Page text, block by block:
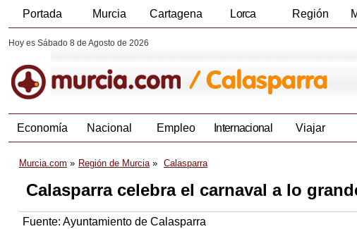
Portada Murcia Cartagena Lorca Región
Hoy es Sábado 8 de Agosto de 2026
Economía Nacional Empleo Internacional Viajar
Murcia.com Región de Murcia Calasparra
Calasparra celebra el carnaval a lo
Fuente: Ayuntamiento de Calasparra